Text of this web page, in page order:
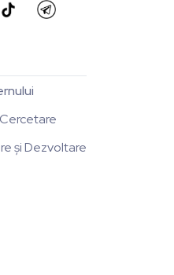
și Dezvoltare